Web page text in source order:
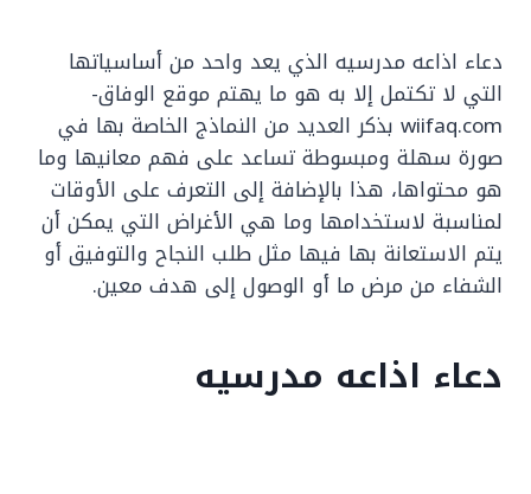
دعاء اذاعه مدرسيه الذي يعد واحد من أساسياتها
التي لا تكتمل إلا به هو ما يهتم موقع الوفاق-
wiifaq.com بذكر العديد من النماذج الخاصة بها في
صورة سهلة ومبسوطة تساعد على فهم معانيها وما
هو محتواها، هذا بالإضافة إلى التعرف على الأوقات
لمناسبة لاستخدامها وما هي الأغراض التي يمكن أن
يتم الاستعانة بها فيها مثل طلب النجاح والتوفيق أو
الشفاء من مرض ما أو الوصول إلى هدف معين.
دعاء اذاعه مدرسيه